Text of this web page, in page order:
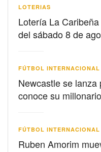
LOTERIAS
Lotería La
del sábado 8 de
FÚTBOL INTERNACIONAL
Newcastle se
conoce su
FÚTBOL INTERNACIONAL
Ruben Amorim